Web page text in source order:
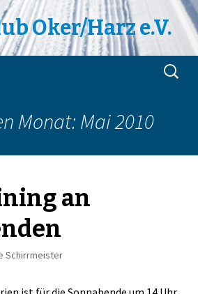
Oker/Harz e.V.
Suchen
nach:
Monat: Mai 2010
an
Schirrmeister